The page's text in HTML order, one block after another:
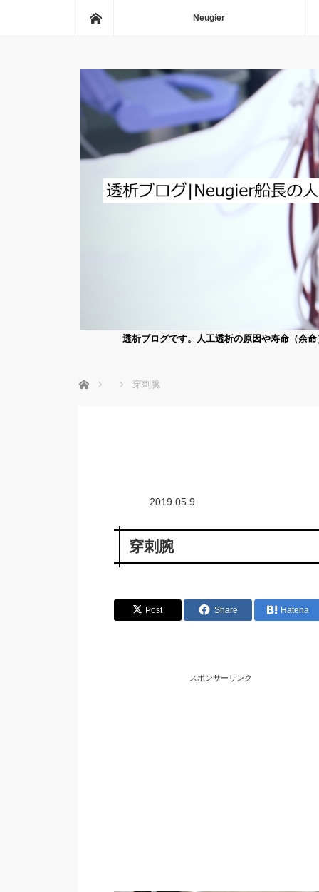
Neugier
透析ブログです。人工透析の原因や寿命（余
ホーム 穿刺腕
2019.05.9
穿刺腕
Post Share Hatena
スポンサーリンク